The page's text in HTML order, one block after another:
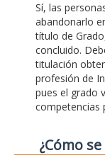
Sí, las
abandonarlo
título de
concluido.
titulación
profesión de
pues el grado
competencias
¿Cómo